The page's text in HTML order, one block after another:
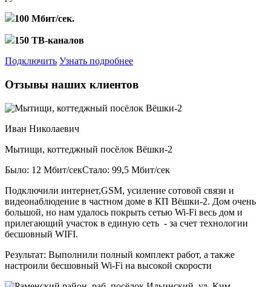
100 Мбит/сек.
150 ТВ-каналов
Подключить Узнать подробнее
Отзывы наших клиентов
Иван Николаевич
Мытищи, коттеджный посёлок Вёшки-2
Было: 12 Мбит/секСтало: 99,5 Мбит/сек
Подключили интернет,GSM, усиление сотовой связи и
видеонаблюдение в частном доме в КП Вёшки-2. Дом очень
большой, но нам удалось покрыть сетью Wi-Fi весь дом и
прилегающий участок в единую сеть - за счет технологии
бесшовный WIFI.
Результат: Выполнили полный комплект работ, а также
настроили бесшовный Wi-Fi на высокой скорости